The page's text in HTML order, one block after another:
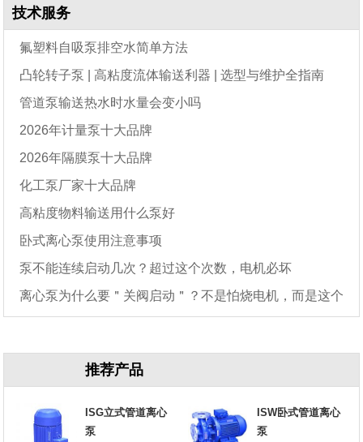
技术服务
氟塑料自吸泵排空水简单方法
凸轮转子泵 | 高粘度流体输送利器 | 选型与维护全指南
管道泵输送热水时水量会变小吗
2026年计量泵十大品牌
2026年隔膜泵十大品牌
化工泵厂家十大品牌
高粘度物料输送用什么泵好
卧式离心泵使用注意事项
泵不能连续启动几次？超过这个次数，电机必坏
离心泵为什么要＂关阀启动＂？不是怕烧电机，而是这个
推荐产品
ISG立式管道离心
泵
ISW卧式管道离心
泵